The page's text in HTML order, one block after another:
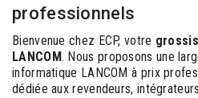
professionnels
Bienvenue chez ECP, votre
LANCOM. Nous proposons une
informatique LANCOM à prix
dédiée aux revendeurs,